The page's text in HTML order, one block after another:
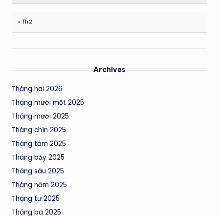
« Th2
Archives
Tháng hai 2026
Tháng mười một 2025
Tháng mười 2025
Tháng chín 2025
Tháng tám 2025
Tháng bảy 2025
Tháng sáu 2025
Tháng năm 2025
Tháng tư 2025
Tháng ba 2025